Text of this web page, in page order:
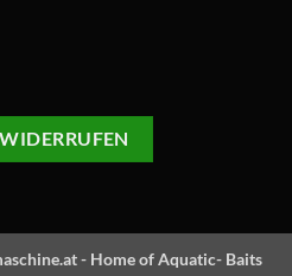
- Home of Aquatic- Baits